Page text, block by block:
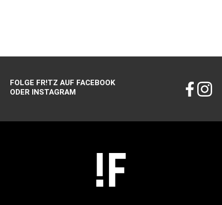
FOLGE FR!TZ AUF FACEBOOK
ODER INSTAGRAM